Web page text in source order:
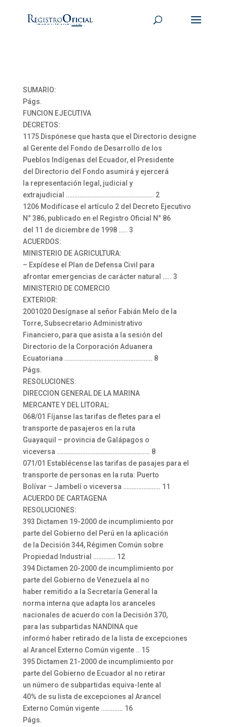
SUMARIO:
Págs.
FUNCION EJECUTIVA
DECRETOS:
1175 Dispónese que hasta que el Directorio designe
al Gerente del Fondo de Desarrollo de los
Pueblos Indígenas del Ecuador, el Presidente
del Directorio del Fondo asumirá y ejercerá
la representación legal, judicial y
extrajudicial ……………………………………………. 2
1206 Modifícase el artículo 2 del Decreto Ejecutivo
N° 386, publicado en el Registro Oficial N° 86
del 11 de diciembre de 1998 ….. 3
ACUERDOS:
MINISTERIO DE AGRICULTURA:
– Expídese el Plan de Defensa Civil para
afrontar emergencias de carácter natural ….. 3
MINISTERIO DE COMERCIO
EXTERIOR:
2001020 Desígnase al señor Fabián Melo de la
Torre, Subsecretario Administrativo
Financiero, para que asista a la sesión del
Directorio de la Corporación Aduanera
Ecuatoriana ……………………………………………. 8
Págs.
RESOLUCIONES:
DIRECCION GENERAL DE LA MARINA
MERCANTE Y DEL LITORAL:
068/01 Fíjanse las tarifas de fletes para el
transporte de pasajeros en la ruta
Guayaquil – provincia de Galápagos o
viceversa ………………………………………………. 8
071/01 Establécense las tarifas de pasajes para el
transporte de personas en la ruta: Puerto
Bolívar – Jambelí o viceversa …………………. 11
ACUERDO DE CARTAGENA
RESOLUCIONES:
393 Dictamen 19-2000 de incumplimiento por
parte del Gobierno del Perú en la aplicación
de la Decisión 344, Régimen Común sobre
Propiedad Industrial …………. 12
394 Dictamen 20-2000 de incumplimiento por
parte del Gobierno de Venezuela al no
haber remitido a la Secretaría General la
norma interna que adapta los aranceles
nacionales de acuerdo con la Decisión 370,
para las subpartidas NANDINA que
informó haber retirado de la lista de excepciones
al Arancel Externo Común vigente .. 15
395 Dictamen 21-2000 de incumplimiento por
parte del Gobierno de Ecuador al no retirar
un número de subpartidas equiva-lente al
40% de su lista de excepciones al Arancel
Externo Común vigente …………. 16
Págs.